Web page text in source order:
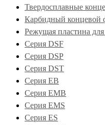
Твердосплавные
Карбидный концевой
Режущая пластина
Серия DSF
Серия DSP
Серия DST
Серия EB
Серия EMB
Серия EMS
Серия ES